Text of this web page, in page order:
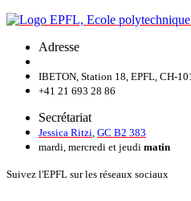
Adresse
IBETON, Station 18, EPFL, CH-
+41 21 693 28 86
Secrétariat
Jessica Ritzi GC B2 383
mardi, mercredi et jeudi matin
Suivez l'EPFL sur les réseaux sociaux